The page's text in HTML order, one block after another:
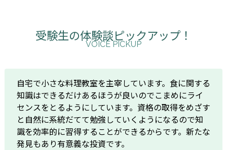
受験生の体験談ピックアップ！
VOICE PICKUP
自宅で小さな料理教室を主宰しています。食に関する
知識はできるだけあるほうが良いのでこまめにライ
センスをとるようにしています。資格の取得をめざす
と自然に系統だてて勉強していくようになるので知
識を効率的に習得することができるからです。新たな
発見もあり有意義な投資です。